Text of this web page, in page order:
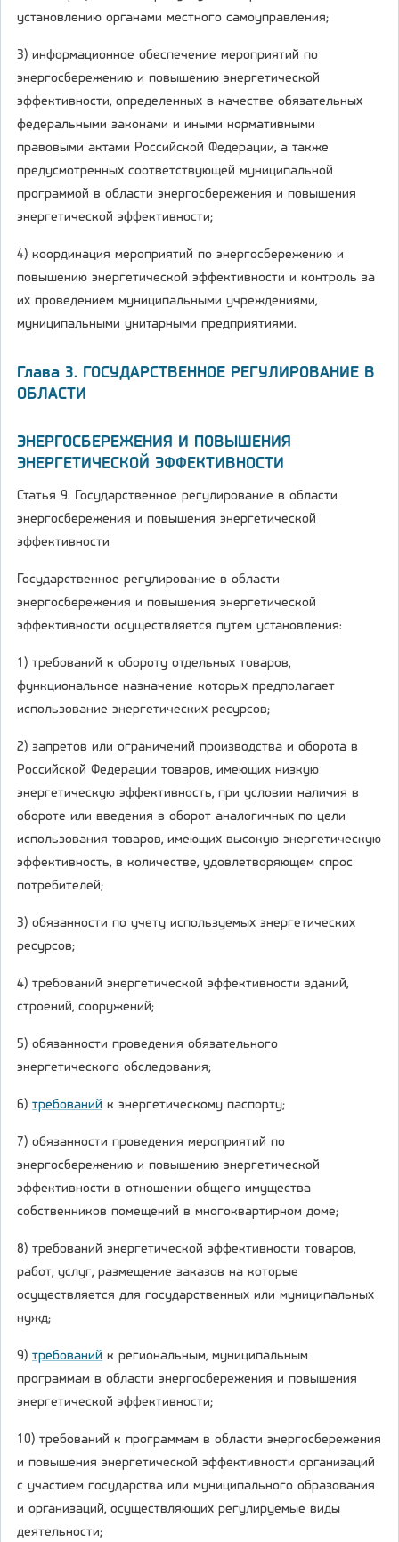
установлению органами местного самоуправления;
3) информационное обеспечение мероприятий по
энергосбережению и повышению энергетической
эффективности, определенных в качестве обязательных
федеральными законами и иными нормативными
правовыми актами Российской Федерации, а также
предусмотренных соответствующей муниципальной
программой в области энергосбережения и повышения
энергетической эффективности;
4) координация мероприятий по энергосбережению и
повышению энергетической эффективности и контроль за
их проведением муниципальными учреждениями,
муниципальными унитарными предприятиями.
Глава 3. ГОСУДАРСТВЕННОЕ РЕГУЛИРОВАНИЕ В
ОБЛАСТИ
ЭНЕРГОСБЕРЕЖЕНИЯ И ПОВЫШЕНИЯ
ЭНЕРГЕТИЧЕСКОЙ ЭФФЕКТИВНОСТИ
Статья 9. Государственное регулирование в области
энергосбережения и повышения энергетической
эффективности
Государственное регулирование в области
энергосбережения и повышения энергетической
эффективности осуществляется путем установления:
1) требований к обороту отдельных товаров,
функциональное назначение которых предполагает
использование энергетических ресурсов;
2) запретов или ограничений производства и оборота в
Российской Федерации товаров, имеющих низкую
энергетическую эффективность, при условии наличия в
обороте или введения в оборот аналогичных по цели
использования товаров, имеющих высокую энергетическую
эффективность, в количестве, удовлетворяющем спрос
потребителей;
3) обязанности по учету используемых энергетических
ресурсов;
4) требований энергетической эффективности зданий,
строений, сооружений;
5) обязанности проведения обязательного
энергетического обследования;
6) требований к энергетическому паспорту;
7) обязанности проведения мероприятий по
энергосбережению и повышению энергетической
эффективности в отношении общего имущества
собственников помещений в многоквартирном доме;
8) требований энергетической эффективности товаров,
работ, услуг, размещение заказов на которые
осуществляется для государственных или муниципальных
нужд;
9) требований к региональным, муниципальным
программам в области энергосбережения и повышения
энергетической эффективности;
10) требований к программам в области энергосбережения
и повышения энергетической эффективности организаций
с участием государства или муниципального образования
и организаций, осуществляющих регулируемые виды
деятельности;